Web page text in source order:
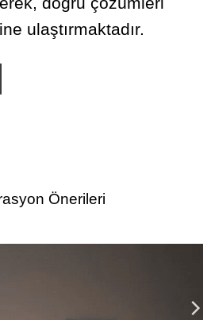
ulaştırmaktadır.
Önerileri